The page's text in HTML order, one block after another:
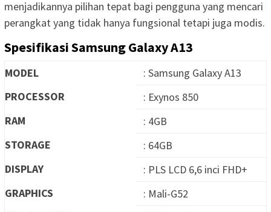
menjadikannya pilihan tepat bagi pengguna yang mencari
perangkat yang tidak hanya fungsional tetapi juga modis.
Spesifikasi Samsung Galaxy A13
MODEL
: Samsung Galaxy A13
PROCESSOR
: Exynos 850
RAM
: 4GB
STORAGE
: 64GB
DISPLAY
: PLS LCD 6,6 inci FHD+
GRAPHICS
: Mali-G52